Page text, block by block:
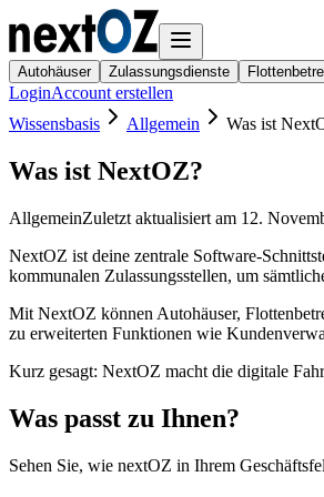
Autohäuser Zulassungsdienste
LoginAccount erstellen
Wissensbasis
Allgemein Was ist
Was ist NextOZ?
AllgemeinZuletzt aktualisiert am 12.
NextOZ ist deine zentrale Software-
kommunalen Zulassungsstellen, um
Mit NextOZ können Autohäuser,
zu erweiterten Funktionen wie
Kurz gesagt: NextOZ macht die digitale
Was passt zu Ihnen?
Sehen Sie, wie nextOZ in Ihrem